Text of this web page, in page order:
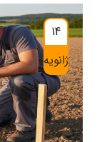
14
ژانویه